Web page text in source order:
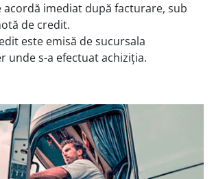
acordă imediat după facturare, sub
de credit.
este emisă de sucursala
unde s-a efectuat achiziția.